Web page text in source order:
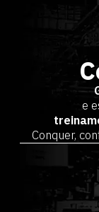
e
Conquer,